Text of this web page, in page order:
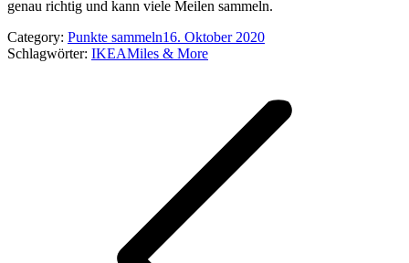
genau richtig und kann viele Meilen sammeln.
Category: Punkte sammeln16. Oktober 2020
Schlagwörter: IKEAMiles & More